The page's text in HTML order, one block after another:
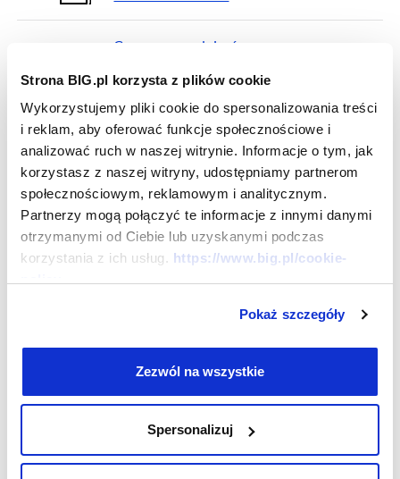
Strona BIG.pl korzysta z plików cookie
Wykorzystujemy pliki cookie do spersonalizowania treści
i reklam, aby oferować funkcje społecznościowe i
analizować ruch w naszej witrynie. Informacje o tym, jak
korzystasz z naszej witryny, udostępniamy partnerom
społecznościowym, reklamowym i analitycznym.
Partnerzy mogą połączyć te informacje z innymi danymi
otrzymanymi od Ciebie lub uzyskanymi podczas
korzystania z ich usług. https://www.big.pl/cookie-
Pokaż szczegóły
Zezwól na wszystkie
Spersonalizuj
Czy muszę podpisać umowę z
dłużnika do rejestru?
W jaki sposób mogę zawrzeć
umowę z BIG InfoMonitor?
Kiedy możesz korzystać z BIG
InfoMonitor bez umowy
papierowej?
Co należy zrobić, jeśli dłużnik
wpisaniu go do Rejestru
Dłużników BIG InfoMonitor?
Czym jest Dług
kwestionowany?